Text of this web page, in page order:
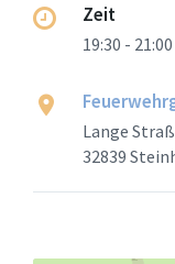
Zeit
19:30 - 21:00
Lange
32839